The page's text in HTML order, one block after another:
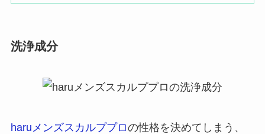
洗浄成分
haruメンズスカルププロの性格を決めてしまう、